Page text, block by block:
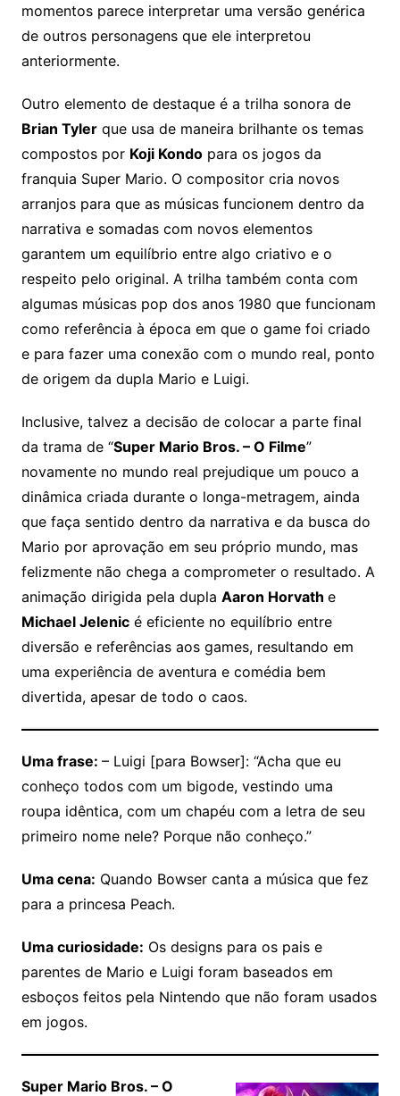
momentos parece interpretar uma versão genérica
de outros personagens que ele interpretou
anteriormente.
Outro elemento de destaque é a trilha sonora de
Brian Tylerque usa de maneira brilhante os temas
compostos por Koji Kondopara os jogos da
franquia Super Mario. O compositor cria novos
arranjos para que as músicas funcionem dentro da
narrativa e somadas com novos elementos
garantem um equilíbrio entre algo criativo e o
respeito pelo original. A trilha também conta com
algumas músicas pop dos anos 1980 que funcionam
como referência à época em que o game foi criado
e para fazer uma conexão com o mundo real, ponto
de origem da dupla Mario e Luigi.
Inclusive, talvez a decisão de colocar a parte final
da trama de “Super Mario Bros. – O Filme”
novamente no mundo real prejudique um pouco a
dinâmica criada durante o longa-metragem, ainda
que faça sentido dentro da narrativa e da busca do
Mario por aprovação em seu próprio mundo, mas
felizmente não chega a comprometer o resultado. A
animação dirigida pela dupla Aaron Horvath e
Michael Jelenicé eficiente no equilíbrio entre
diversão e referências aos games, resultando em
uma experiência de aventura e comédia bem
divertida, apesar de todo o caos.
Uma frase: – Luigi [para Bowser]: “Acha que eu
conheço todos com um bigode, vestindo uma
roupa idêntica, com um chapéu com a letra de seu
primeiro nome nele? Porque não conheço.”
Uma cena: Quando Bowser canta a música que fez
para a princesa Peach.
Uma curiosidade: Os designs para os pais e
parentes de Mario e Luigi foram baseados em
esboços feitos pela Nintendo que não foram usados
​​em jogos.
Super Mario Bros. – O